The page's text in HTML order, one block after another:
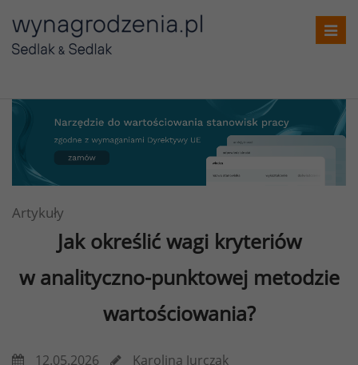
Artykuły
Jak określić wagi kryteriów
w analityczno-punktowej metodzie
wartościowania?
12.05.2026 Karolina Jurczak